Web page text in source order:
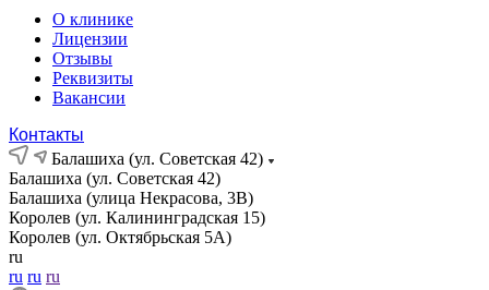
О клинике
Лицензии
Отзывы
Реквизиты
Вакансии
Контакты
Балашиха (ул. Советская 42)
Балашиха (ул. Советская 42)
Балашиха (улица Некрасова, 3В)
Королев (ул. Калининградская 15)
Королев (ул. Октябрьская 5А)
ru
ru ru ru